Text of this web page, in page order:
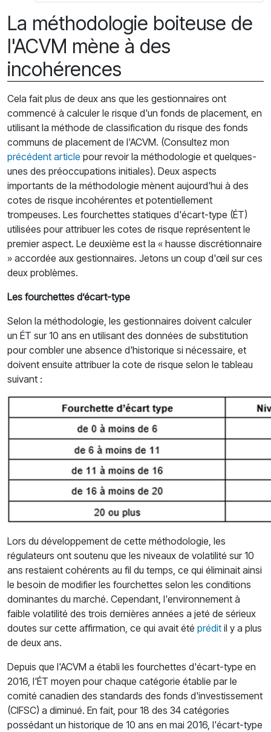
La méthodologie boiteuse de
l'ACVM mène à des
incohérences
Cela fait plus de deux ans que les gestionnaires ont
commencé à calculer le risque d'un fonds de placement, en
utilisant la méthode de classification du risque des fonds
communs de placement de l'ACVM. (Consultez mon
précédent article pour revoir la méthodologie et quelques-
unes des préoccupations initiales). Deux aspects
importants de la méthodologie mènent aujourd'hui à des
cotes de risque incohérentes et potentiellement
trompeuses. Les fourchettes statiques d'écart-type (ÉT)
utilisées pour attribuer les cotes de risque représentent le
premier aspect. Le deuxième est la « hausse discrétionnaire
» accordée aux gestionnaires. Jetons un coup d'œil sur ces
deux problèmes.
Les fourchettes d’écart-type
Selon la méthodologie, les gestionnaires doivent calculer
un ÉT sur 10 ans en utilisant des données de substitution
pour combler une absence d'historique si nécessaire, et
doivent ensuite attribuer la cote de risque selon le tableau
suivant :
Lors du développement de cette méthodologie, les
régulateurs ont soutenu que les niveaux de volatilité sur 10
ans restaient cohérents au fil du temps, ce qui éliminait ainsi
le besoin de modifier les fourchettes selon les conditions
dominantes du marché. Cependant, l'environnement à
faible volatilité des trois dernières années a jeté de sérieux
doutes sur cette affirmation, ce qui avait été prédit il y a plus
de deux ans.
Depuis que l'ACVM a établi les fourchettes d'écart-type en
2016, l'ÉT moyen pour chaque catégorie établie par le
comité canadien des standards des fonds d'investissement
(CIFSC) a diminué. En fait, pour 18 des 34 catégories
possédant un historique de 10 ans en mai 2016, l'écart-type